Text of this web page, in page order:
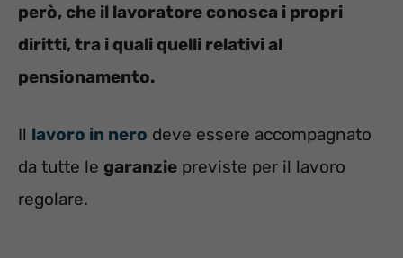
però, che il lavoratore conosca i propri
diritti, tra i quali quelli relativi al
pensionamento.
Il lavoro in nero deve essere accompagnato
da tutte le garanzie previste per il lavoro
regolare.